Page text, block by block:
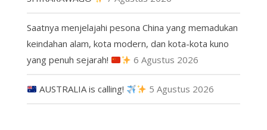
Saatnya menjelajahi pesona China yang memadukan
keindahan alam, kota modern, dan kota-kota kuno
yang penuh sejarah!
6 Agustus 2026
AUSTRALIA is calling! 5 Agustus 2026